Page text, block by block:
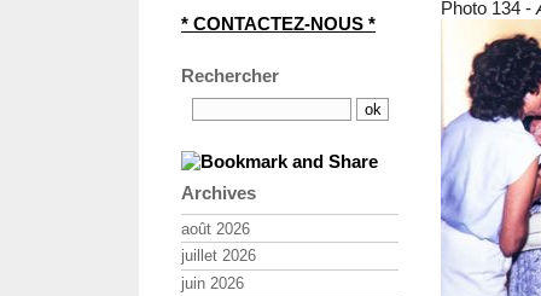
Photo 134 -
* CONTACTEZ-NOUS *
Rechercher
Archives
août 2026
juillet 2026
juin 2026